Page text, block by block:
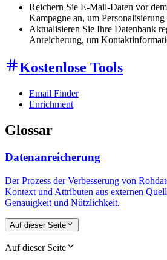
Reichern Sie E-Mail-Daten vor
Kampagne an, um
Aktualisieren Sie Ihre Datenbank
Anreicherung, um
Kostenlose Tools
Email Finder
Enrichment
Glossar
Datenanreicherung
Der Prozess der Verbesserung von
Kontext und Attributen aus externen
Genauigkeit und Nützlichkeit.
Auf dieser Seite
Auf dieser Seite